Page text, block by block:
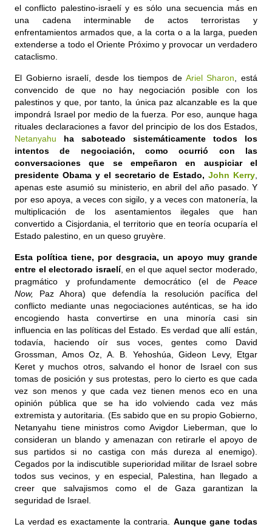
el conflicto palestino-israelí y es sólo una secuencia más en
una cadena interminable de actos terroristas y
enfrentamientos armados que, a la corta o a la larga, pueden
extenderse a todo el Oriente Próximo y provocar un verdadero
cataclismo.
El Gobierno israelí, desde los tiempos de Ariel Sharon , está
convencido de que no hay negociación posible con los
palestinos y que, por tanto, la única paz alcanzable es la que
impondrá Israel por medio de la fuerza. Por eso, aunque haga
rituales declaraciones a favor del principio de los dos Estados,
Netanyahu
ha saboteado sistemáticamente todos los
intentos de negociación, como ocurrió con las
conversaciones que se empeñaron en auspiciar el
presidente Obama y el secretario de Estado,John Kerry
apenas este asumió su ministerio, en abril del año pasado. Y
por eso apoya, a veces con sigilo, y a veces con matonería, la
multiplicación de los asentamientos ilegales que han
convertido a Cisjordania, el territorio que en teoría ocuparía el
Estado palestino, en un queso gruyère.
Esta política tiene, por desgracia, un apoyo muy grande
entre el electorado israelí, en el que aquel sector moderado,
pragmático y profundamente democrático (el de
Peace
Now,
Paz Ahora) que defendía la resolución pacífica del
conflicto mediante unas negociaciones auténticas, se ha ido
encogiendo hasta convertirse en una minoría casi sin
influencia en las políticas del Estado. Es verdad que allí están,
todavía, haciendo oír sus voces, gentes como David
Grossman, Amos Oz, A. B. Yehoshúa, Gideon Levy, Etgar
Keret y muchos otros, salvando el honor de Israel con sus
tomas de posición y sus protestas, pero lo cierto es que cada
vez son menos y que cada vez tienen menos eco en una
opinión pública que se ha ido volviendo cada vez más
extremista y autoritaria. (Es sabido que en su propio Gobierno,
Netanyahu tiene ministros como Avigdor Lieberman, que lo
consideran un blando y amenazan con retirarle el apoyo de
sus partidos si no castiga con más dureza al enemigo).
Cegados por la indiscutible superioridad militar de Israel sobre
todos sus vecinos, y en especial, Palestina, han llegado a
creer que salvajismos como el de Gaza garantizan la
seguridad de Israel.
La verdad es exactamente la contraria. Aunque gane todas